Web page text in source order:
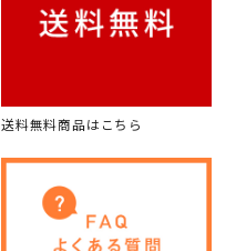
送料無料商品はこちら